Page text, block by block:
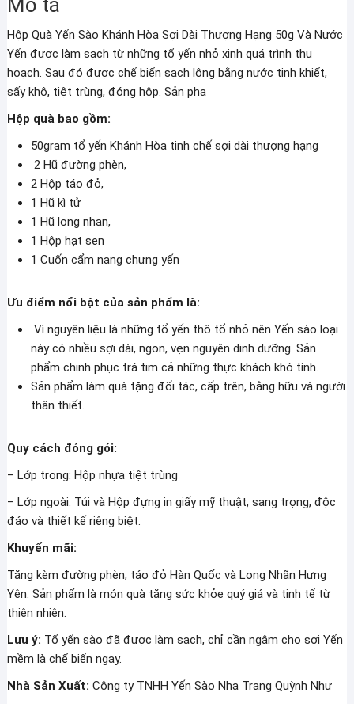
Sợi
Thượng
Hạng
50g
Và
Các
lượng
Hộp Quà Yến Sào Khánh Hòa Sợi Dài Thượng Hạng 50g Và Nước
Yến được làm sạch từ những tổ yến nhỏ xinh quá trình thu
hoạch. Sau đó được chế biến sạch lông bằng nước tinh khiết,
sấy khô, tiệt trùng, đóng hộp. Sản pha
Hộp quà bao gồm:
50gram tổ yến Khánh Hòa tinh chế sợi dài thượng hạng
2 Hũ đường phèn,
2 Hộp táo đỏ,
1 Hũ kì tử
1 Hũ long nhan,
1 Hộp hạt sen
1 Cuốn cẩm nang chưng yến
Ưu điểm nổi bật của sản phẩm là:
Vì nguyên liệu là những tổ yến thô tổ nhỏ nên Yến sào loại
này có nhiều sợi dài, ngon, vẹn nguyên dinh dưỡng. Sản
phẩm chinh phục trá tim cả những thực khách khó tính.
Sản phẩm làm quà tặng đối tác, cấp trên, bằng hữu và người
thân thiết.
Quy cách đóng gói:
– Lớp trong: Hộp nhựa tiệt trùng
– Lớp ngoài: Túi và Hộp đựng in giấy mỹ thuật, sang trọng, độc
đáo và thiết kế riêng biệt.
Khuyến mãi:
Tặng kèm đường phèn, táo đỏ Hàn Quốc và Long Nhãn Hưng
Yên. Sản phẩm là món quà tặng sức khỏe quý giá và tinh tế từ
thiên nhiên.
Lưu ý: Tổ yến sào đã được làm sạch, chỉ cần ngâm cho sợi Yến
mềm là chế biến ngay.
Nhà Sản Xuất: Công ty TNHH Yến Sào Nha Trang Quỳnh Như